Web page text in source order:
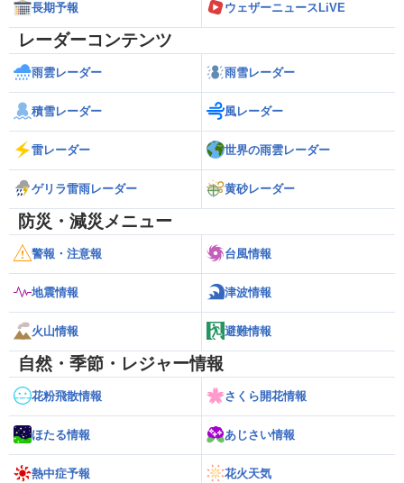
長期予報 ウェザーニュースLiVE
レーダーコンテンツ
雨雲レーダー 雨雪レーダー
積雪レーダー 風レーダー
雷レーダー 世界の雨雲レーダー
ゲリラ雷雨レーダー 黄砂レーダー
防災・減災メニュー
警報・注意報 台風情報
地震情報 津波情報
火山情報 避難情報
自然・季節・レジャー情報
花粉飛散情報 さくら開花情報
ほたる情報 あじさい情報
熱中症予報 花火天気